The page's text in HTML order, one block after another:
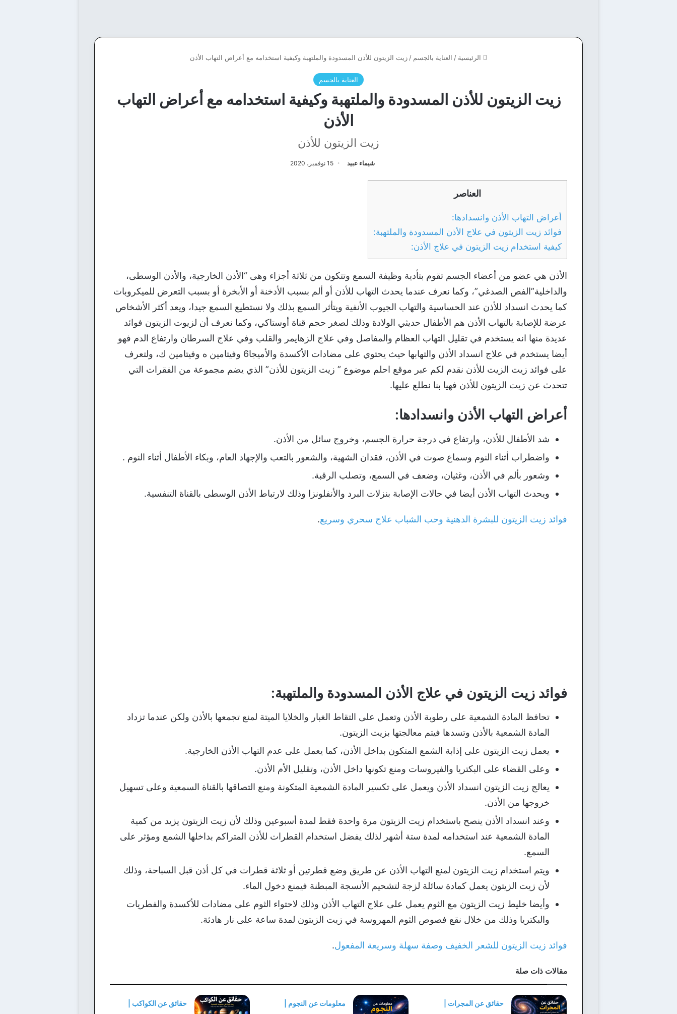
الرئيسية / العناية بالجسم / زيت الزيتون للأذن المسدودة والملتهبة وكيفية استخدامه مع أعراض التهاب الأذن
العناية بالجسم
زيت الزيتون للأذن المسدودة والملتهبة وكيفية استخدامه مع أعراض التهاب
الأذن
زيت الزيتون للأذن
شيماء عبيد 15 نوفمبر، 2020
العناصر
أعراض التهاب الأذن وانسدادها:
فوائد زيت الزيتون في علاج الأذن المسدودة والملتهبة:
كيفية استخدام زيت الزيتون في علاج الأذن:
الأذن هي عضو من أعضاء الجسم تقوم بتأدية وظيفة السمع وتتكون من ثلاثة أجزاء وهى “الأذن الخارجية، والأذن الوسطى،
والداخلية”الفص الصدغي”، وكما نعرف عندما يحدث التهاب للأذن أو ألم بسبب الأدخنة أو الأبخرة أو بسبب التعرض للميكروبات
كما يحدث انسداد للأذن عند الحساسية والتهاب الجيوب الأنفية ويتأثر السمع بذلك ولا نستطيع السمع جيدا، ويعد أكثر الأشخاص
عرضة للإصابة بالتهاب الأذن هم الأطفال حديثي الولادة وذلك لصغر حجم قناة أوستاكي، وكما نعرف أن لزيوت الزيتون فوائد
عديدة منها انه يستخدم في تقليل التهاب العظام والمفاصل وفي علاج الزهايمر والقلب وفي علاج السرطان وارتفاع الدم فهو
أيضا يستخدم في علاج انسداد الأذن والتهابها حيث يحتوي على مضادات الأكسدة والأميجا6 وفيتامين ه وفيتامين ك، ولتعرف
على فوائد زيت الزيت للأذن نقدم لكم عبر موقع احلم موضوع ” زيت الزيتون للأذن” الذي يضم مجموعة من الفقرات التي
تتحدث عن زيت الزيتون للأذن فهيا بنا نطلع عليها.
أعراض التهاب الأذن وانسدادها:
شد الأطفال للأذن، وارتفاع في درجة حرارة الجسم، وخروج سائل من الأذن.
واضطراب أثناء النوم وسماع صوت في الأذن، فقدان الشهية، والشعور بالتعب والإجهاد العام، وبكاء الأطفال أثناء النوم .
وشعور بألم في الأذن، وغثيان، وضعف في السمع، وتصلب الرقبة.
ويحدث التهاب الأذن أيضا في حالات الإصابة بنزلات البرد والأنفلونزا وذلك لارتباط الأذن الوسطى بالقناة التنفسية.
فوائد زيت الزيتون للبشرة الدهنية وحب الشباب علاج سحري وسريع.
فوائد زيت الزيتون في علاج الأذن المسدودة والملتهبة:
تحافظ المادة الشمعية على رطوبة الأذن وتعمل على التقاط الغبار والخلايا الميتة لمنع تجمعها بالأذن ولكن عندما تزداد
المادة الشمعية بالأذن وتسدها فيتم معالجتها بزيت الزيتون.
يعمل زيت الزيتون على إذابة الشمع المتكون بداخل الأذن، كما يعمل على عدم التهاب الأذن الخارجية.
وعلى القضاء على البكتريا والفيروسات ومنع تكونها داخل الأذن، وتقليل الأم الأذن.
يعالج زيت الزيتون انسداد الأذن ويعمل على تكسير المادة الشمعية المتكونة ومنع التصاقها بالقناة السمعية وعلى تسهيل
خروجها من الأذن.
وعند انسداد الأذن ينصح باستخدام زيت الزيتون مرة واحدة فقط لمدة أسبوعين وذلك لأن زيت الزيتون يزيد من كمية
المادة الشمعية عند استخدامه لمدة ستة أشهر لذلك يفضل استخدام القطرات للأذن المتراكم بداخلها الشمع ومؤثر على
السمع.
ويتم استخدام زيت الزيتون لمنع التهاب الأذن عن طريق وضع قطرتين أو ثلاثة قطرات في كل أذن قبل السباحة، وذلك
لأن زيت الزيتون يعمل كمادة سائلة لزجة لتشحيم الأنسجة المبطنة فيمنع دخول الماء.
وأيضا خليط زيت الزيتون مع الثوم يعمل على علاج التهاب الأذن وذلك لاحتواء الثوم على مضادات للأكسدة والفطريات
والبكتريا وذلك من خلال نقع فصوص الثوم المهروسة في زيت الزيتون لمدة ساعة على نار هادئة.
فوائد زيت الزيتون للشعر الخفيف وصفة سهلة وسريعة المفعول.
مقالات ذات صلة
حقائق عن المجرات |
معلومات عن النجوم |
حقائق عن الكواكب |